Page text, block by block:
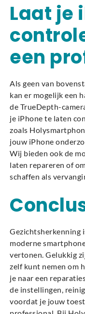
Laat je
een
Als geen van
kan er mogelijk een
de TrueDepth-
je iPhone te laten
zoals
jouw iPhone
Wij bieden ook de
laten repareren of
schaffen als
Gezichtsherkenning
moderne
vertonen. Gelukkig
zelf kunt nemen om
je naar een
de instellingen,
voordat je jouw